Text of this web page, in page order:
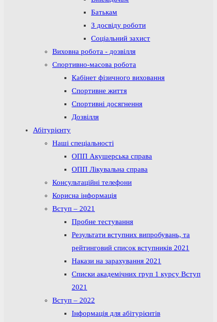
Батькам
З досвіду роботи
Соціальний захист
Виховна робота - дозвілля
Спортивно-масова робота
Кабінет фізичного виховання
Спортивне життя
Спортивні досягнення
Дозвілля
Абітурієнту
Наші спеціальності
ОПП Акушерська справа
ОПП Лікувальна справа
Консультаційні телефони
Корисна інформація
Вступ – 2021
Пробне тестування
Результати вступних випробувань, та
рейтинговий список вступників 2021
Накази на зарахування 2021
Списки академічних груп 1 курсу Вступ
2021
Вступ – 2022
Інформація для абітурієнтів